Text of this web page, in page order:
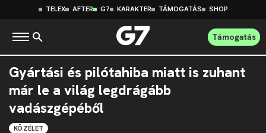
TELEX AFTER G7 KARAKTER TÁMOGATÁS SHOP
Támogatás
Gyártási és pilótahiba miatt is zuhant
már le a világ legdrágább
vadászgépéből
KÖZÉLET